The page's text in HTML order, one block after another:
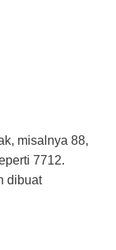
misalnya 88,
7712.
dibuat